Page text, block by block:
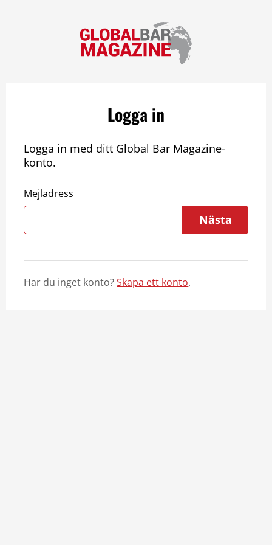
Logga in
Logga in med ditt Global Bar Magazine-
konto.
Mejladress
Nästa
Har du inget konto?Skapa ett konto.